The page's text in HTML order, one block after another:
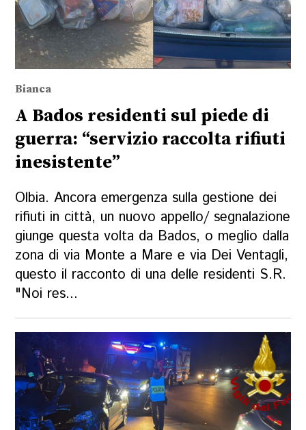
Bianca
A Bados residenti sul piede di
guerra: “servizio raccolta rifiuti
inesistente”
Olbia. Ancora emergenza sulla gestione dei
rifiuti in città, un nuovo appello/ segnalazione
giunge questa volta da Bados, o meglio dalla
zona di via Monte a Mare e via Dei Ventagli,
questo il racconto di una delle residenti S.R.
"Noi res...